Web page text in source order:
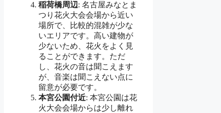
稲荷橋周辺: 名古屋みなとま
つり花火大会会場から近い
場所で、比較的混雑が少な
いエリアです。高い建物が
少ないため、花火をよく見
ることができます。ただ
し、花火の音は聞こえます
が、音楽は聞こえない点に
留意が必要です。
本宮公園付近: 本宮公園は花
火大会会場からは少し離れ